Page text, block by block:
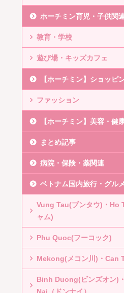
ホーチミン育児・子供関
教育・学校
遊び場・キッズカフェ
【ホーチミン】ショッピ
ファッション
【ホーチミン】美容・健
まとめ記事
病院・保険・薬関連
ベトナム国内旅行・グルメ
Vung Tau(ブンタウ)・Ho
ャム)
Phu Quoc(フーコック)
Mekong(メコン川)・Can
Binh Duong(ビンズオン)